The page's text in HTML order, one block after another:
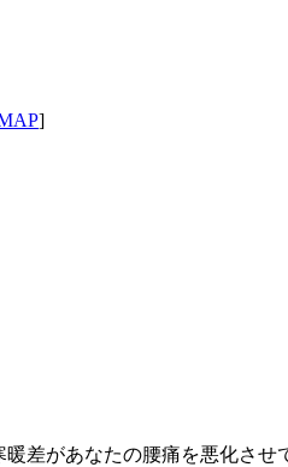
]
暖差があなたの腰痛を悪化させ